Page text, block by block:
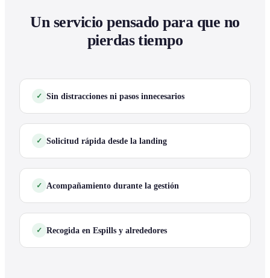
Un servicio pensado para que no
pierdas tiempo
Sin distracciones ni pasos innecesarios
Solicitud rápida desde la landing
Acompañamiento durante la gestión
Recogida en Espills y alrededores